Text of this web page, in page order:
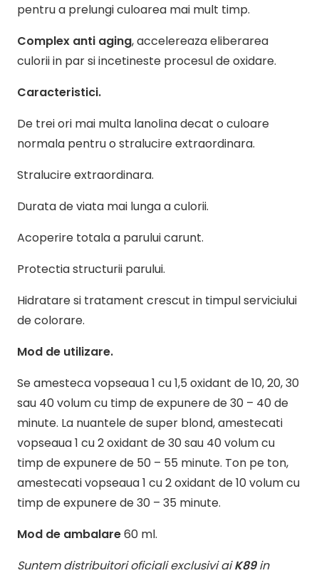
pentru a prelungi culoarea mai mult timp.
Complex anti aging, accelereaza eliberarea
culorii in par si incetineste procesul de oxidare.
Caracteristici.
De trei ori mai multa lanolina decat o culoare
normala pentru o stralucire extraordinara.
Stralucire extraordinara.
Durata de viata mai lunga a culorii.
Acoperire totala a parului carunt.
Protectia structurii parului.
Hidratare si tratament crescut in timpul serviciului
de colorare.
Mod de utilizare.
Se amesteca vopseaua 1 cu 1,5 oxidant de 10, 20, 30
sau 40 volum cu timp de expunere de 30 – 40 de
minute. La nuantele de super blond, amestecati
vopseaua 1 cu 2 oxidant de 30 sau 40 volum cu
timp de expunere de 50 – 55 minute. Ton pe ton,
amestecati vopseaua 1 cu 2 oxidant de 10 volum cu
timp de expunere de 30 – 35 minute.
Mod de ambalare60 ml.
Suntem distribuitori oficiali exclusivi aiK89in